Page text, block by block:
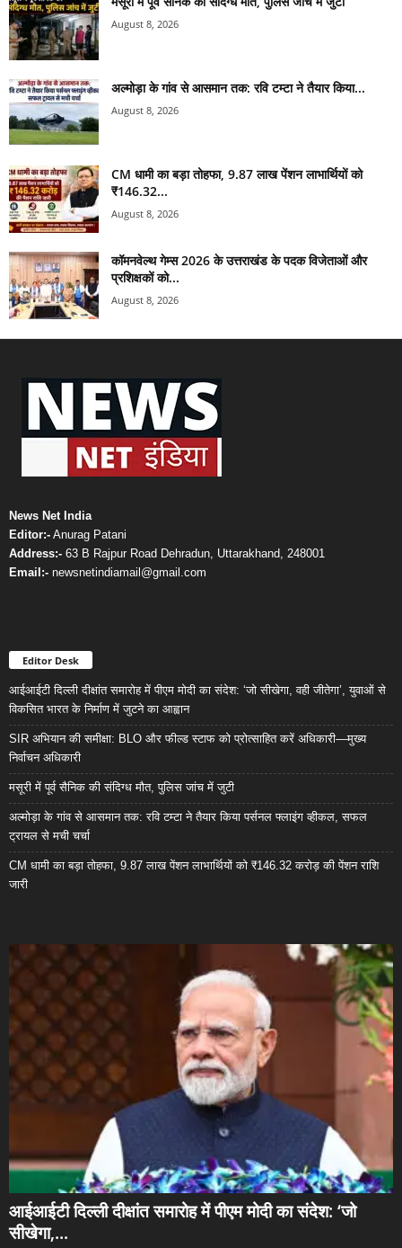
August 8, 2026
अल्मोड़ा के गांव से आसमान तक: रवि टम्टा ने तैयार किया...
August 8, 2026
CM धामी का बड़ा तोहफा, 9.87 लाख पेंशन लाभार्थियों को
₹146.32...
August 8, 2026
कॉमनवेल्थ गेम्स 2026 के उत्तराखंड के पदक विजेताओं और
प्रशिक्षकों को...
August 8, 2026
News Net India
Editor:- Anurag Patani
Address:- 63 B Rajpur Road Dehradun, Uttarakhand, 248001
Email:- newsnetindiamail@gmail.com
Editor Desk
आईआईटी दिल्ली दीक्षांत समारोह में पीएम मोदी का संदेश: ‘जो सीखेगा, वही जीतेगा’, युवाओं से
विकसित भारत के निर्माण में जुटने का आह्वान
SIR अभियान की समीक्षा: BLO और फील्ड स्टाफ को प्रोत्साहित करें अधिकारी—मुख्य
निर्वाचन अधिकारी
मसूरी में पूर्व सैनिक की संदिग्ध मौत, पुलिस जांच में जुटी
अल्मोड़ा के गांव से आसमान तक: रवि टम्टा ने तैयार किया पर्सनल फ्लाइंग व्हीकल, सफल
ट्रायल से मची चर्चा
CM धामी का बड़ा तोहफा, 9.87 लाख पेंशन लाभार्थियों को ₹146.32 करोड़ की पेंशन राशि
जारी
आईआईटी दिल्ली दीक्षांत समारोह में पीएम मोदी का संदेश: ‘जो
सीखेगा,...